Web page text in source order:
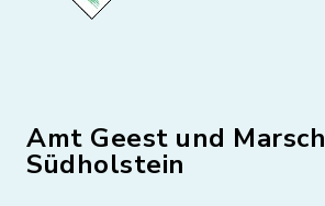
Amt Geest und Marsch
Südholstein